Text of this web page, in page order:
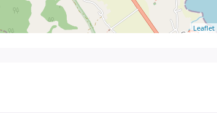
Leaflet